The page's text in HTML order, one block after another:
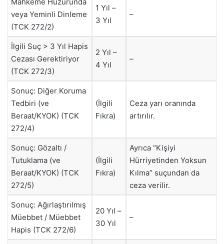
Mahkeme Huzurunda
veya Yeminli Dinleme
(TCK 272/2)
1 Yıl –
3 Yıl
–
İlgili Suç > 3 Yıl Hapis
Cezası Gerektiriyor
(TCK 272/3)
2 Yıl –
4 Yıl
–
Sonuç: Diğer Koruma
Tedbiri (ve
Beraat/KYOK) (TCK
272/4)
(İlgili
Fıkra)
Ceza yarı oranında
artırılır.
Sonuç: Gözaltı /
Tutuklama (ve
Beraat/KYOK) (TCK
272/5)
(İlgili
Fıkra)
Ayrıca “Kişiyi
Hürriyetinden Yoksun
Kılma” suçundan da
ceza verilir.
Sonuç: Ağırlaştırılmış
Müebbet / Müebbet
Hapis (TCK 272/6)
20 Yıl –
30 Yıl
–